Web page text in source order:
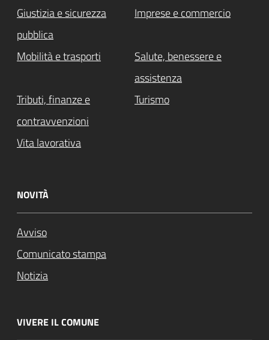
Giustizia e sicurezza
pubblica
Imprese e commercio
Mobilità e trasporti
Salute, benessere e
assistenza
Tributi, finanze e
contravvenzioni
Turismo
Vita lavorativa
NOVITÀ
Avviso
Comunicato stampa
Notizia
VIVERE IL COMUNE